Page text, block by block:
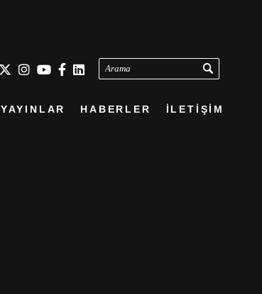
Arama
YAYINLAR HABERLER İLETİŞİM